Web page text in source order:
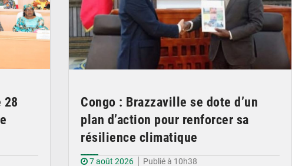
28
Congo : Brazzaville se dote d’un
plan d’action pour renforcer sa
résilience climatique
7 août 2026
Publié à 10h38